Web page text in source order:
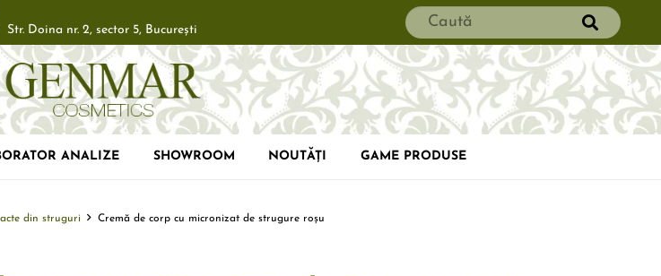
Str. Doina nr. 2, sector 5, Bucureşti
ANALIZE SHOWROOM NOUTĂȚI GAME PRODUSE
din struguri Cremă de corp cu micronizat de strugure roșu